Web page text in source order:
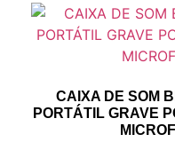
CAIXA DE SOM
PORTÁTIL GRAVE